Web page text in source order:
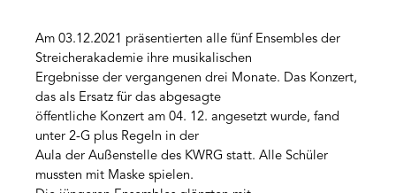
Am 03.12.2021 präsentierten alle fünf Ensembles der
Streicherakademie ihre musikalischen
Ergebnisse der vergangenen drei Monate. Das Konzert,
das als Ersatz für das abgesagte
öffentliche Konzert am 04. 12. angesetzt wurde, fand
unter 2-G plus Regeln in der
Aula der Außenstelle des KWRG statt. Alle Schüler
mussten mit Maske spielen.